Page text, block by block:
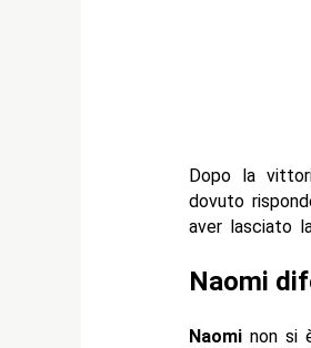
Dopo la
dovuto
aver lasciato
Naomi
Naominon si